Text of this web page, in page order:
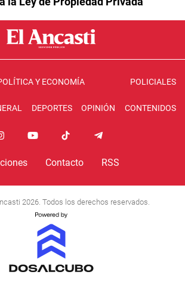
Y ECONOMÍA POLICIALES
DEPORTES OPINIÓN CONTENIDOS
Contacto RSS
2026. Todos los derechos reservados.